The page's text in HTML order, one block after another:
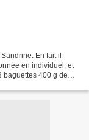
En fait il
en individuel, et
baguettes 400 g de